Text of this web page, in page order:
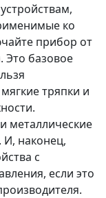
ко
прибор от
Это базовое
тряпки и
металлические
И, наконец,
с
если это